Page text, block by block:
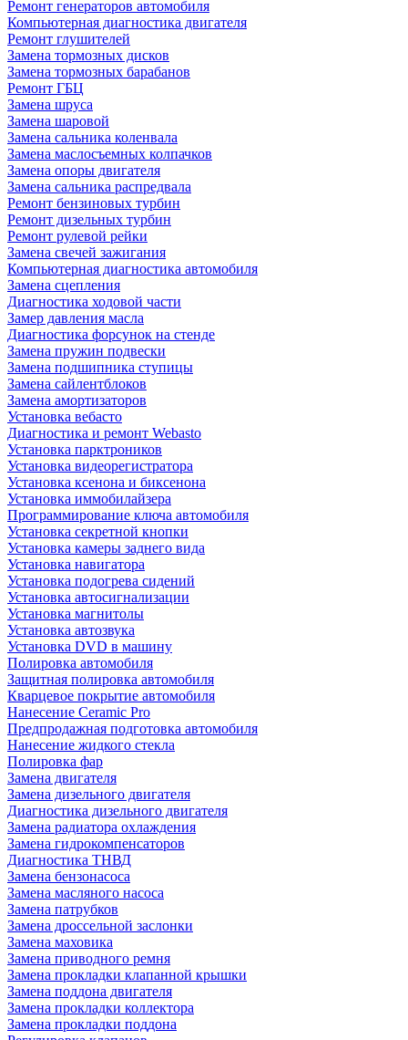
Ремонт генераторов автомобиля
Компьютерная диагностика двигателя
Ремонт глушителей
Замена тормозных дисков
Замена тормозных барабанов
Ремонт ГБЦ
Замена шруса
Замена шаровой
Замена сальника коленвала
Замена маслосъемных колпачков
Замена опоры двигателя
Замена сальника распредвала
Ремонт бензиновых турбин
Ремонт дизельных турбин
Ремонт рулевой рейки
Замена свечей зажигания
Компьютерная диагностика автомобиля
Замена сцепления
Диагностика ходовой части
Замер давления масла
Диагностика форсунок на стенде
Замена пружин подвески
Замена подшипника ступицы
Замена сайлентблоков
Замена амортизаторов
Установка вебасто
Диагностика и ремонт Webasto
Установка парктроников
Установка видеорегистратора
Установка ксенона и биксенона
Установка иммобилайзера
Программирование ключа автомобиля
Установка секретной кнопки
Установка камеры заднего вида
Установка навигатора
Установка подогрева сидений
Установка автосигнализации
Установка магнитолы
Установка автозвука
Установка DVD в машину
Полировка автомобиля
Защитная полировка автомобиля
Кварцевое покрытие автомобиля
Нанесение Ceramic Pro
Предпродажная подготовка автомобиля
Нанесение жидкого стекла
Полировка фар
Замена двигателя
Замена дизельного двигателя
Диагностика дизельного двигателя
Замена радиатора охлаждения
Замена гидрокомпенсаторов
Диагностика ТНВД
Замена бензонасоса
Замена масляного насоса
Замена патрубков
Замена дроссельной заслонки
Замена маховика
Замена приводного ремня
Замена прокладки клапанной крышки
Замена поддона двигателя
Замена прокладки коллектора
Замена прокладки поддона